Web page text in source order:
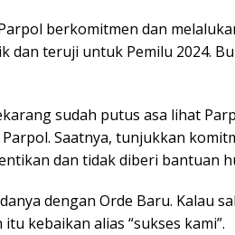
berkomitmen dan
dan teruji untuk Pemilu 2024.
sudah putus asa lihat
Saatnya, tunjukkan
dan tidak diberi bantuan
dengan Orde Baru. Kalau
kebaikan alias “sukses kami”.